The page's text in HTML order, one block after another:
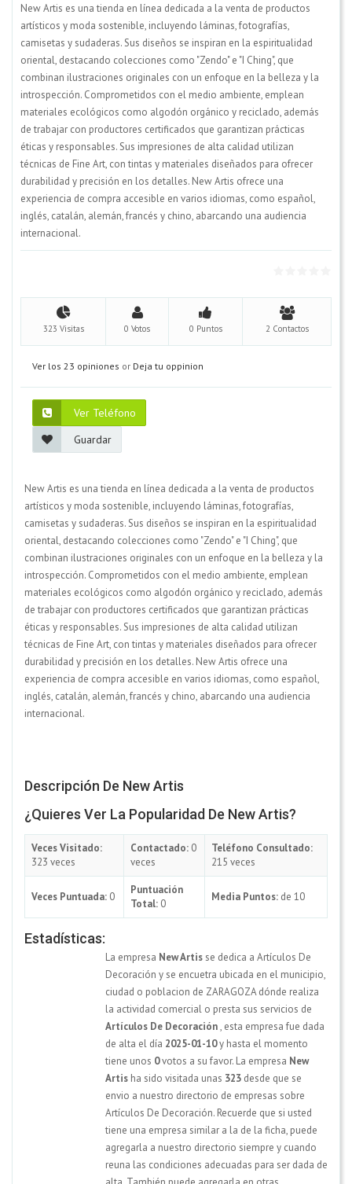
New Artis es una tienda en línea dedicada a la venta de productos
artísticos y moda sostenible, incluyendo láminas, fotografías,
camisetas y sudaderas. Sus diseños se inspiran en la espiritualidad
oriental, destacando colecciones como "Zendo" e "I Ching", que
combinan ilustraciones originales con un enfoque en la belleza y la
introspección. Comprometidos con el medio ambiente, emplean
materiales ecológicos como algodón orgánico y reciclado, además
de trabajar con productores certificados que garantizan prácticas
éticas y responsables. Sus impresiones de alta calidad utilizan
técnicas de Fine Art, con tintas y materiales diseñados para ofrecer
durabilidad y precisión en los detalles. New Artis ofrece una
experiencia de compra accesible en varios idiomas, como español,
inglés, catalán, alemán, francés y chino, abarcando una audiencia
internacional.
323 Visitas 0 Votos 0 Puntos 2 Contactos
Ver los 23 opiniones or Deja tu oppinion
Ver Teléfono
Guardar
New Artis es una tienda en línea dedicada a la venta de productos
artísticos y moda sostenible, incluyendo láminas, fotografías,
camisetas y sudaderas. Sus diseños se inspiran en la espiritualidad
oriental, destacando colecciones como "Zendo" e "I Ching", que
combinan ilustraciones originales con un enfoque en la belleza y la
introspección. Comprometidos con el medio ambiente, emplean
materiales ecológicos como algodón orgánico y reciclado, además
de trabajar con productores certificados que garantizan prácticas
éticas y responsables. Sus impresiones de alta calidad utilizan
técnicas de Fine Art, con tintas y materiales diseñados para ofrecer
durabilidad y precisión en los detalles. New Artis ofrece una
experiencia de compra accesible en varios idiomas, como español,
inglés, catalán, alemán, francés y chino, abarcando una audiencia
internacional.
Descripción De New Artis
¿Quieres Ver La Popularidad De New Artis?
Veces Visitado:
323 veces
Contactado: 0
veces
Teléfono Consultado:
215 veces
Veces Puntuada: 0
Puntuación
Total: 0
Media Puntos: de 10
Estadísticas:
La empresa New Artisse dedica a Artículos De
Decoración y se encuetra ubicada en el municipio,
ciudad o poblacion de ZARAGOZA dónde realiza
la actividad comercial o presta sus servicios de
Artículos De Decoración, esta empresa fue dada
de alta el día 2025-01-10y hasta el momento
tiene unos 0votos a su favor. La empresa New
Artis ha sido visitada unas 323 desde que se
envio a nuestro directorio de empresas sobre
Artículos De Decoración. Recuerde que si usted
tiene una empresa similar a la de la ficha, puede
agregarla a nuestro directorio siempre y cuando
reuna las condiciones adecuadas para ser dada de